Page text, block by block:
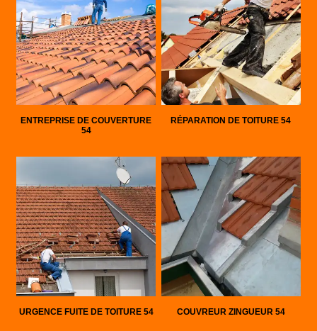
ENTREPRISE DE COUVERTURE
54
RÉPARATION DE TOITURE 54
URGENCE FUITE DE TOITURE 54 COUVREUR ZINGUEUR 54